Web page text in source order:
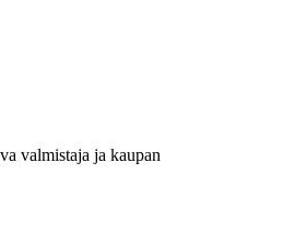
valmistaja ja kaupan